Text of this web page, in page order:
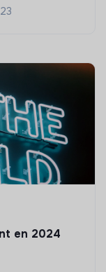
en 2024